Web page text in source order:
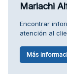
Mariachi
Encontrar
atención al
Más